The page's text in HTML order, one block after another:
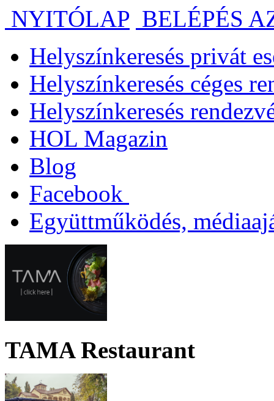
NYITÓLAP BELÉPÉS
Helyszínkeresés privát
Helyszínkeresés céges
Helyszínkeresés
HOL Magazin
Blog
Facebook
Együttműködés,
TAMA Restaurant